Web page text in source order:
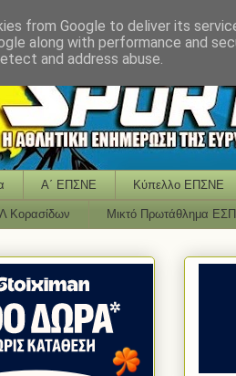
Α΄ ΕΠΣΝΕ Κύπελλο ΕΠΣΝΕ
Κορασίδων Μικτό Πρωτάθλημα
from Google to deliver its
along with performance and
and address abuse.